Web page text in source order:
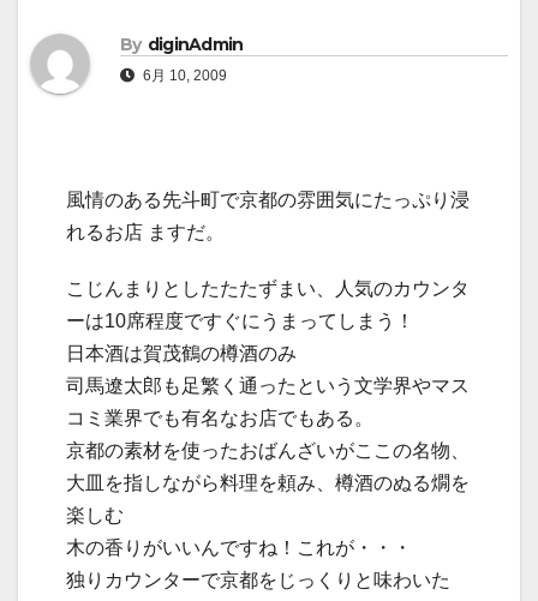
By diginAdmin
6月 10, 2009
風情のある先斗町で京都の雰囲気にたっぷり浸
れるお店 ますだ。
こじんまりとしたたたずまい、人気のカウンタ
ーは10席程度ですぐにうまってしまう！
日本酒は賀茂鶴の樽酒のみ
司馬遼太郎も足繁く通ったという文学界やマス
コミ業界でも有名なお店でもある。
京都の素材を使ったおばんざいがここの名物、
大皿を指しながら料理を頼み、樽酒のぬる燗を
楽しむ
木の香りがいいんですね！これが・・・
独りカウンターで京都をじっくりと味わいた